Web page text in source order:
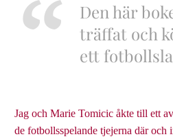
Den här
träffat och
ett
Jag och Marie Tomicic åkte till ett
de fotbollsspelande tjejerna där och